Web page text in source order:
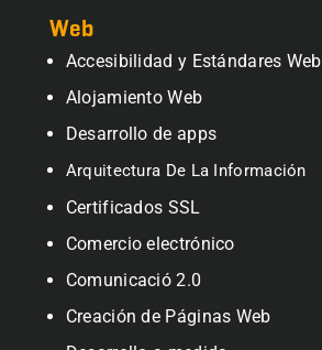
Web
Accesibilidad y Estándares Web
Alojamiento Web
Desarrollo de apps
Arquitectura De La Información
Certificados SSL
Comercio electrónico
Comunicació 2.0
Creación de Páginas Web